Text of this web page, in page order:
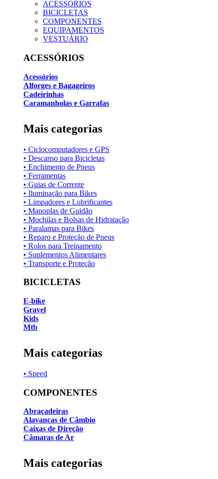
ACESSÓRIOS
BICICLETAS
COMPONENTES
EQUIPAMENTOS
VESTUÁRIO
ACESSÓRIOS
Acessórios
Alforges e Bagageiros
Cadeirinhas
Caramanholas e Garrafas
Mais categorias
• Ciclocomputadores e GPS
• Descanso para Bicicletas
• Enchimento de Pneus
• Ferramentas
• Guias de Corrente
• Iluminação para Bikes
• Limpadores e Lubrificantes
• Manoplas de Guidão
• Mochilas e Bolsas de Hidratação
• Paralamas para Bikes
• Reparo e Proteção de Pneus
• Rolos para Treinamento
• Suplementos Alimentares
• Transporte e Proteção
BICICLETAS
E-bike
Gravel
Kids
Mtb
Mais categorias
• Speed
COMPONENTES
Abraçadeiras
Alavancas de Câmbio
Caixas de Direção
Câmaras de Ar
Mais categorias